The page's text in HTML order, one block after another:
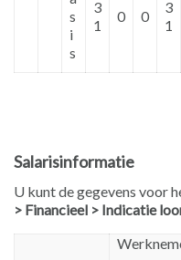
s
i
s
3
1
0 0
3
1
Salarisinformatie
U kunt de gegevens voor
> Financieel > Indicatie